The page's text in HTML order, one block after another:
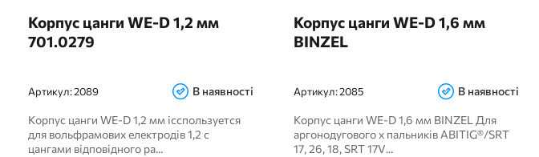
Корпус цанги WE-D 1,2 мм
701.0279
Артикул:2089 В наявності
Корпус цанги WE-D 1,2 мм ісспользуется
для вольфрамових електродів 1,2 с
цангами відповідного ра...
Корпус цанги WE-D 1,6 мм
BINZEL
Артикул:2085 В наявності
Корпус цанги WE-D 1,6 мм BINZEL Для
аргонодугового х пальників ABITIG®/SRT
17, 26, 18, SRT 17V...